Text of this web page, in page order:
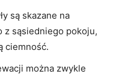
są skazane na
z sąsiedniego pokoju,
ciemność.
można zwykle